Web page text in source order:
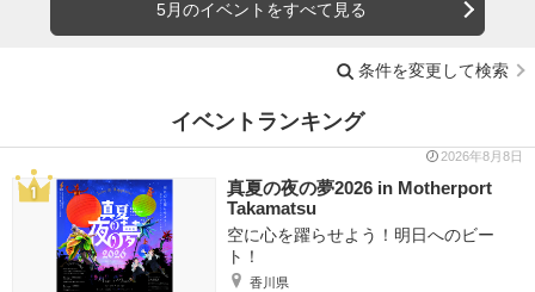
5月のイベントをすべて見る
条件を変更して検索
イベントランキング
2026年8月8日
真夏の夜の夢2026 in Motherport
Takamatsu
空に心を躍らせよう！明日へのビー
ト！
香川県